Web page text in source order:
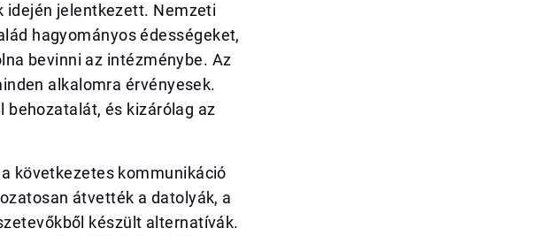
idején jelentkezett. Nemzeti
hagyományos édességeket,
bevinni az intézménybe. Az
alkalomra érvényesek.
behozatalát, és kizárólag az
következetes kommunikáció
átvették a datolyák, a
készült alternatívák.